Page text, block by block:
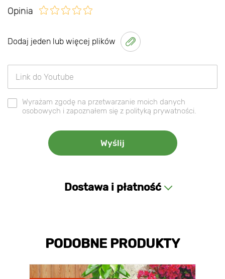
Opinia
Dodaj jeden lub więcej plików
Wyrażam zgodę na przetwarzanie moich danych
osobowych i zapoznałem się z polityką prywatności.
Dostawa i płatność
PODOBNE PRODUKTY